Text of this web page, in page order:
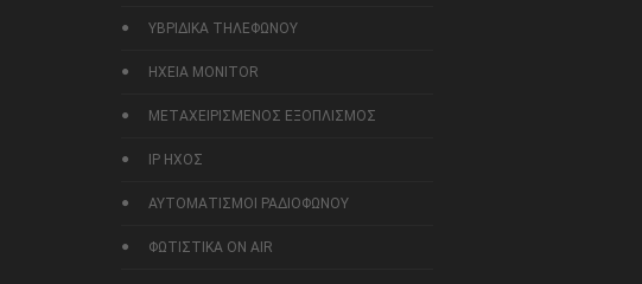
ΥΒΡΙΔΙΚΑ ΤΗΛΕΦΩΝΟΥ
ΗΧΕΙΑ MONITOR
ΜΕΤΑΧΕΙΡΙΣΜΕΝΟΣ ΕΞΟΠΛΙΣΜΟΣ
IP ΗΧΟΣ
ΑΥΤΟΜΑΤΙΣΜΟΙ ΡΑΔΙΟΦΩΝΟΥ
ΦΩΤΙΣΤΙΚΑ ON AIR